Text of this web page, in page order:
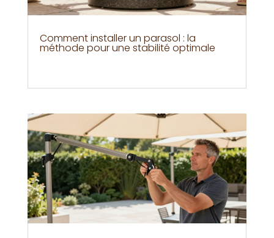
Comment installer un parasol : la
méthode pour une stabilité optimale